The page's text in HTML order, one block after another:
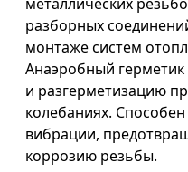
разборных
монтаже систем
Анаэробный
и разгерметизацию
колебаниях.
вибрации,
коррозию резьбы.